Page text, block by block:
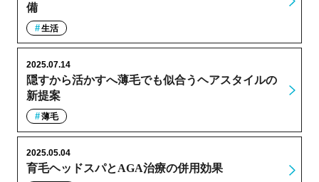
備
生活
隠すから活かすへ薄毛でも似合うヘアスタイルの
新提案
2025.07.14
薄毛
育毛ヘッドスパとAGA治療の併用効果
2025.05.04